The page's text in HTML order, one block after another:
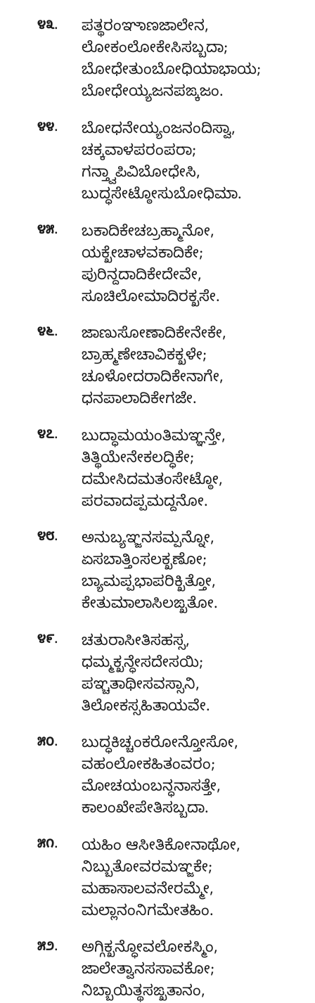
೪೩.
ಪತ್ಥರಂಞಾಣಜಾಲೇನ,
ಲೋಕಂಲೋಕೇಸಿಸಬ್ಬದಾ;
ಬೋಧೇತುಂಬೋಧಿಯಾಭಾಯ;
ಬೋಧೇಯ್ಯಜನಪಙ್ಕಜಂ.
೪೪. ಬೋಧನೇಯ್ಯಂಜನಂದಿಸ್ವಾ,
ಚಕ್ಕವಾಳಪರಂಪರಾ;
ಗನ್ತ್ವಾಪಿವಿಬೋಧೇಸಿ,
ಬುದ್ಧಸೇಟ್ಠೋಸುಬೋಧಿಮಾ.
೪೫.
ಬಕಾದಿಕೇಚಬ್ರಹ್ಮಾನೋ,
ಯಕ್ಖೇಚಾಳವಕಾದಿಕೇ;
ಪುರಿನ್ದದಾದಿಕೇದೇವೇ,
ಸೂಚಿಲೋಮಾದಿರಕ್ಖಸೇ.
೪೬. ಜಾಣುಸೋಣಾದಿಕೇನೇಕೇ,
ಬ್ರಾಹ್ಮಣೇಚಾವಿಕಕ್ಖಳೇ;
ಚೂಳೋದರಾದಿಕೇನಾಗೇ,
ಧನಪಾಲಾದಿಕೇಗಜೇ.
೪೭.
ಬುದ್ಧಾಮಯಂತಿಮಞ್ಞನ್ತೇ,
ತಿತ್ಥಿಯೇನೇಕಲದ್ಧಿಕೇ;
ದಮೇಸಿದಮತಂಸೇಟ್ಠೋ,
ಪರವಾದಪ್ಪಮದ್ದನೋ.
೪೮. ಅನುಬ್ಯಞ್ಜನಸಮ್ಪನ್ನೋ,
ಏಸಬಾತ್ತಿಂಸಲಕ್ಖಣೋ;
ಬ್ಯಾಮಪ್ಪಭಾಪರಿಕ್ಖಿತ್ತೋ,
ಕೇತುಮಾಲಾಸಿಲಙ್ಖತೋ.
೪೯. ಚತುರಾಸೀತಿಸಹಸ್ಸ,
ಧಮ್ಮಕ್ಖನ್ಧೇಸದೇಸಯಿ;
ಪಞ್ಚತಾಥೀಸವಸ್ಸಾನಿ,
ತಿಲೋಕಸ್ಸಹಿತಾಯವೇ.
೫೦.
ಬುದ್ಧಕಿಚ್ಚಂಕರೋನ್ತೋಸೋ,
ವಹಂಲೋಕಹಿತಂವರಂ;
ಮೋಚಯಂಬನ್ಧನಾಸತ್ತೇ,
ಕಾಲಂಖೇಪೇತಿಸಬ್ಬದಾ.
೫೧.
ಯಹಿಂ ಆಸೀತಿಕೋನಾಥೋ,
ನಿಬ್ಬುತೋವರಮಞ್ಜಕೇ;
ಮಹಾಸಾಲವನೇರಮ್ಮೇ,
ಮಲ್ಲಾನಂನಿಗಮೇತಹಿಂ.
೫೨. ಅಗ್ಗಿಕ್ಖನ್ಧೋವಲೋಕಸ್ಮಿಂ,
ಜಾಲೇತ್ವಾನಸಸಾವಕೋ;
ನಿಬ್ಬಾಯಿತ್ಥಸಙ್ಖತಾನಂ,